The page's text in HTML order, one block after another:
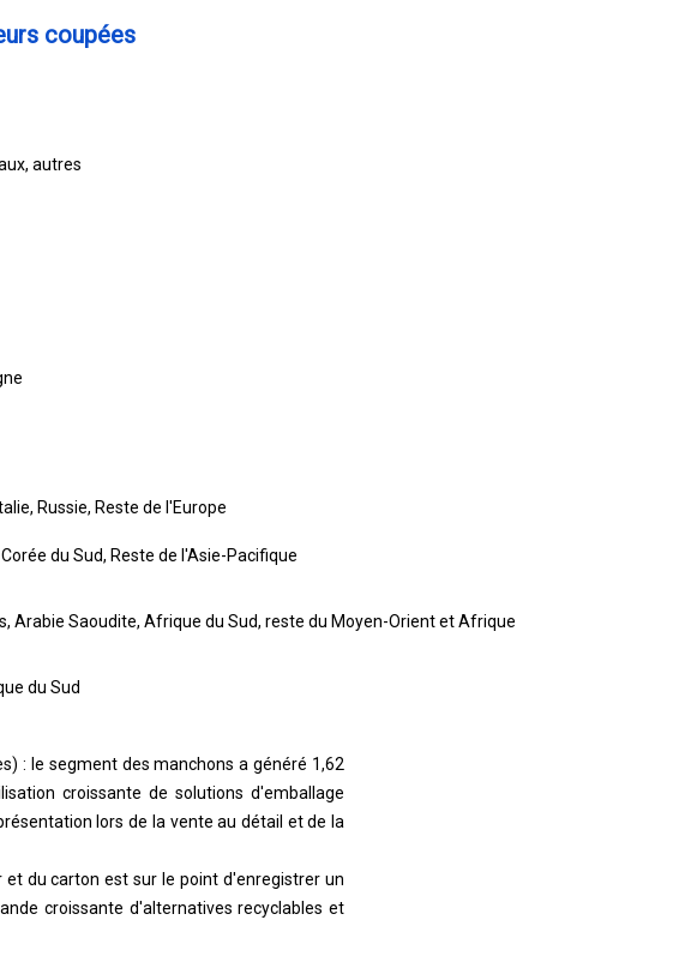
coupées
autres
Russie, Reste de l'Europe
du Sud, Reste de l'Asie-Pacifique
Arabie Saoudite, Afrique du Sud, reste du Moyen-Orient et Afrique
du Sud
: le segment des manchons a généré 1,62
croissante de solutions d'emballage
lors de la vente au détail et de la
du carton est sur le point d'enregistrer un
croissante d'alternatives recyclables et